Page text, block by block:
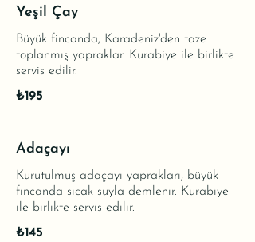
Yeşil Çay
Büyük fincanda, Karadeniz'den taze
toplanmış yapraklar. Kurabiye ile birlikte
servis edilir.
₺195
Adaçayı
Kurutulmuş adaçayı yaprakları, büyük
fincanda sıcak suyla demlenir. Kurabiye
ile birlikte servis edilir.
₺145